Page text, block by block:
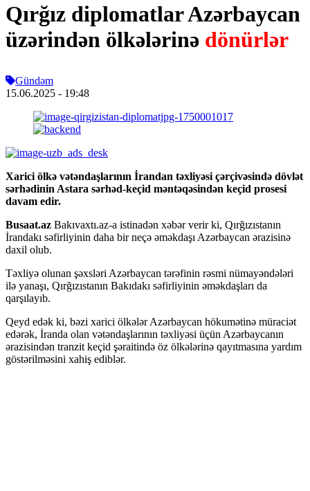
Qırğız diplomatlar Azərbaycan
üzərindən ölkələrinə dönürlər
Gündəm
15.06.2025 - 19:48
Xarici ölkə vətəndaşlarının İrandan təxliyəsi çərçivəsində dövlət
sərhədinin Astara sərhəd-keçid məntəqəsindən keçid prosesi
davam edir.
Busaat.az Bakıvaxtı.az-a istinadən xəbər verir ki, Qırğızıstanın
İrandakı səfirliyinin daha bir neçə əməkdaşı Azərbaycan ərazisinə
daxil olub.
Təxliyə olunan şəxsləri Azərbaycan tərəfinin rəsmi nümayəndələri
ilə yanaşı, Qırğızıstanın Bakıdakı səfirliyinin əməkdaşları da
qarşılayıb.
Qeyd edək ki, bəzi xarici ölkələr Azərbaycan hökumətinə müraciət
edərək, İranda olan vətəndaşlarının təxliyəsi üçün Azərbaycanın
ərazisindən tranzit keçid şəraitində öz ölkələrinə qayıtmasına yardım
göstərilməsini xahiş ediblər.